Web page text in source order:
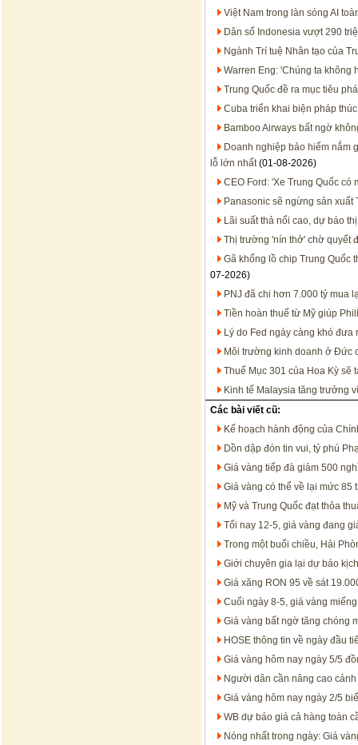
Việt Nam trong làn sóng AI
Dân số Indonesia vượt 290
Ngành Trí tuệ Nhân tạo của
Warren Eng: 'Chúng ta không
Trung Quốc đề ra mục tiêu
Cuba triển khai biện pháp
Bamboo Airways bất ngờ
Doanh nghiệp bảo hiểm nắm
lỗ lớn nhất(01-08-2026)
CEO Ford: 'Xe Trung Quốc có
Panasonic sẽ ngừng sản xuất
Lãi suất thả nổi cao, dự báo
Thị trường 'nín thở' chờ quyết
Gã khổng lồ chip Trung Quốc
07-2026)
PNJ đã chi hơn 7.000 tỷ mua
Tiền hoàn thuế từ Mỹ giúp
Lý do Fed ngày càng khó đưa
Môi trường kinh doanh ở Đức
Thuế Mục 301 của Hoa Kỳ sẽ
Kinh tế Malaysia tăng trưởng
Các bài viết cũ:
Kế hoạch hành động của
Dồn dập đón tin vui, tỷ phú
Giá vàng tiếp đà giảm 500
Giá vàng có thể về lại mức 85
Mỹ và Trung Quốc đạt thỏa
Tối nay 12-5, giá vàng đang
Trong một buổi chiều, Hải
Giới chuyên gia lại dự báo
Giá xăng RON 95 về sát
Cuối ngày 8-5, giá vàng
Giá vàng bất ngờ tăng chóng
HOSE thông tin về ngày đầu
Giá vàng hôm nay ngày 5/5
Người dân cần nâng cao
Giá vàng hôm nay ngày 2/5
WB dự báo giá cả hàng toàn
Nóng nhất trong ngày: Giá